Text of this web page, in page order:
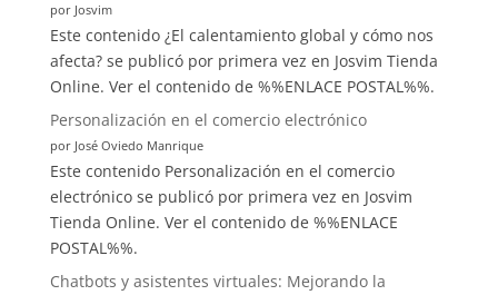
por Josvim
Este contenido ¿El calentamiento global y cómo nos
afecta? se publicó por primera vez en Josvim Tienda
Online. Ver el contenido de %%ENLACE POSTAL%%.
Personalización en el comercio electrónico
por José Oviedo Manrique
Este contenido Personalización en el comercio
electrónico se publicó por primera vez en Josvim
Tienda Online. Ver el contenido de %%ENLACE
POSTAL%%.
Chatbots y asistentes virtuales: Mejorando la